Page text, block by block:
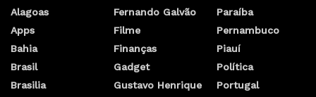
Alagoas
Apps
Bahia
Brasil
Brasilia
Fernando Galvão
Filme
Finanças
Gadget
Gustavo Henrique
Paraíba
Pernambuco
Piauí
Política
Portugal